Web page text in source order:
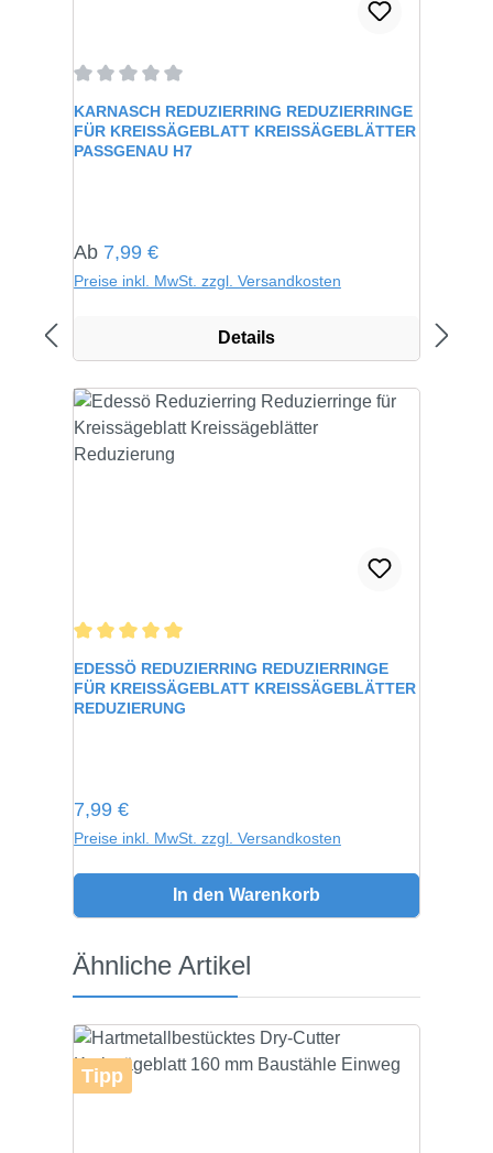
KARNASCH REDUZIERRING REDUZIERRINGE
FÜR KREISSÄGEBLATT KREISSÄGEBLÄTTER
PASSGENAU H7
Regulärer Preis:
Ab 7,99 €
Preise inkl. MwSt. zzgl. Versandkosten
Details
Durchschnittliche Bewertung von 5 von 5 Sternen
EDESSÖ REDUZIERRING REDUZIERRINGE
FÜR KREISSÄGEBLATT KREISSÄGEBLÄTTER
REDUZIERUNG
Regulärer Preis:
7,99 €
Preise inkl. MwSt. zzgl. Versandkosten
In den Warenkorb
Produktgalerie überspringen
Ähnliche Artikel
Tipp